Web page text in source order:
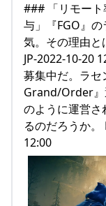
### 「リモート
与」『FGO』
気。その理由と
JP-2022-10-20
募集中だ。ラ
Grand/Order』
のように運営さ
るのだろうか
12:00